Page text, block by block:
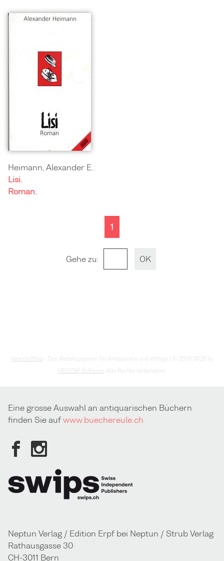
Heimann, Alexander E.:
Lisi.
Roman.
1
Gehe zu:
HescomShop
- Das Webshopsystem für Antiquariate und Verlage | © 2006-2026 by
HESCOM-Software
. Alle Rechte vorbehalten.
Eine grosse Auswahl an antiquarischen Büchern
finden Sie aufwww.buechereule.ch
Neptun Verlag / Edition Erpf bei Neptun / Strub Verlag
Rathausgasse 30
CH-3011 Bern